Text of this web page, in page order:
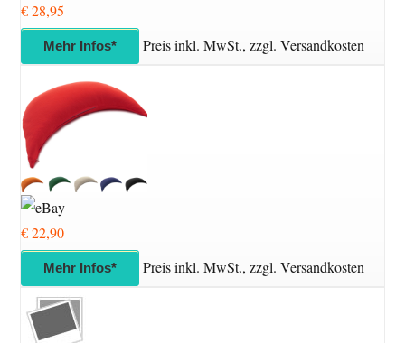
€ 28,95
Mehr Infos* Preis inkl. MwSt., zzgl. Versandkosten
€ 22,90
Mehr Infos* Preis inkl. MwSt., zzgl. Versandkosten